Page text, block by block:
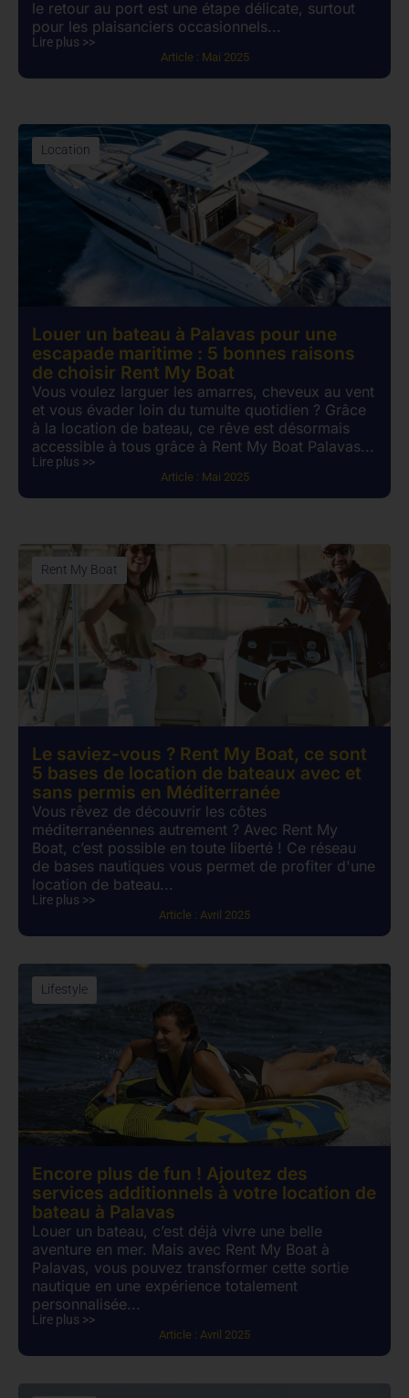
le retour au port est une étape délicate, surtout
pour les plaisanciers occasionnels...
Lire plus >>
Article : Mai 2025
Location
Louer un bateau à Palavas pour une
escapade maritime : 5 bonnes raisons
de choisir Rent My Boat
Vous voulez larguer les amarres, cheveux au vent
et vous évader loin du tumulte quotidien ? Grâce
à la location de bateau, ce rêve est désormais
accessible à tous grâce à Rent My Boat Palavas...
Lire plus >>
Article : Mai 2025
Rent My Boat
Le saviez-vous ? Rent My Boat, ce sont
5 bases de location de bateaux avec et
sans permis en Méditerranée
Vous rêvez de découvrir les côtes
méditerranéennes autrement ? Avec Rent My
Boat, c’est possible en toute liberté ! Ce réseau
de bases nautiques vous permet de profiter d'une
location de bateau...
Lire plus >>
Article : Avril 2025
Lifestyle
Encore plus de fun ! Ajoutez des
services additionnels à votre location de
bateau à Palavas
Louer un bateau, c’est déjà vivre une belle
aventure en mer. Mais avec Rent My Boat à
Palavas, vous pouvez transformer cette sortie
nautique en une expérience totalement
personnalisée...
Lire plus >>
Article : Avril 2025